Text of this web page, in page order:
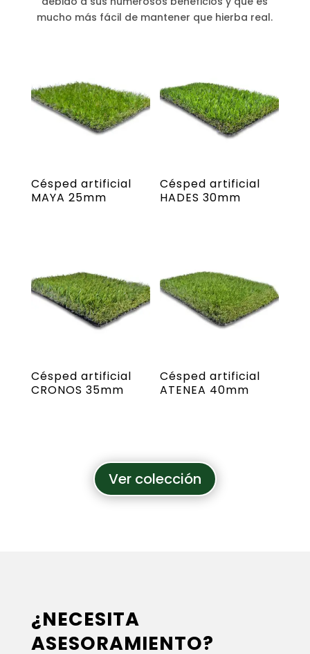
mucho más fácil de mantener que hierba real.
Césped artificial
MAYA 25mm
Césped artificial
HADES 30mm
Césped artificial
CRONOS 35mm
Césped artificial
ATENEA 40mm
Ver colección
¿NECESITA
ASESORAMIENTO?